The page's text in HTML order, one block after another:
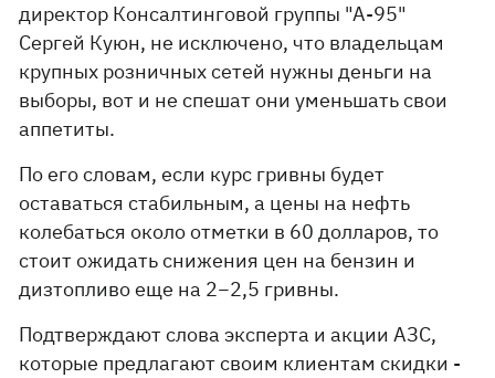
директор Консалтинговой группы "А-95"
Сергей Куюн, не исключено, что владельцам
крупных розничных сетей нужны деньги на
выборы, вот и не спешат они уменьшать свои
аппетиты.
По его словам, если курс гривны будет
оставаться стабильным, а цены на нефть
колебаться около отметки в 60 долларов, то
стоит ожидать снижения цен на бензин и
дизтопливо еще на 2−2,5 гривны.
Подтверждают слова эксперта и акции АЗС,
которые предлагают своим клиентам скидки -